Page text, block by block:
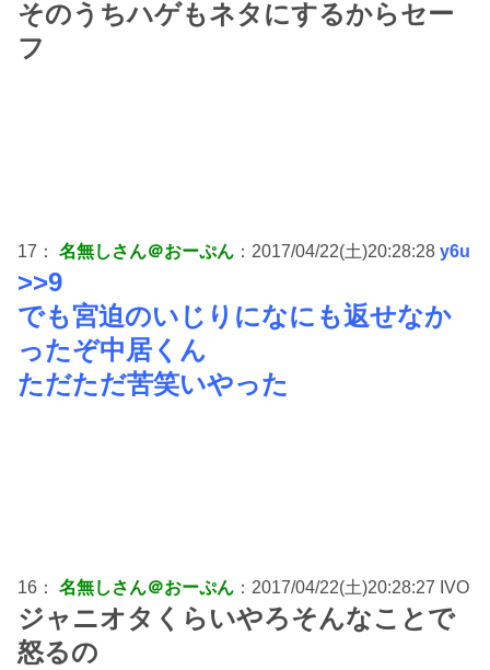
そのうちハゲもネタにするからセー
フ
17： 名無しさん＠おーぷん ：2017/04/22(土)20:28:28 y6u
>>9
でも宮迫のいじりになにも返せなか
ったぞ中居くん
ただただ苦笑いやった
16： 名無しさん＠おーぷん ：2017/04/22(土)20:28:27 IVO
ジャニオタくらいやろそんなことで
怒るの